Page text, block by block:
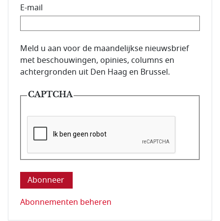
E-mail
E-mailadres van de abonnee.
Meld u aan voor de maandelijkse nieuwsbrief
met beschouwingen, opinies, columns en
achtergronden uit Den Haag en Brussel.
CAPTCHA
Deze vraag is om te controleren dat u een mens
Abonnementen beheren